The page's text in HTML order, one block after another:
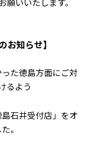
お知らせ】
た徳島方面にご対
るよう
島石井受付店」をオ
。